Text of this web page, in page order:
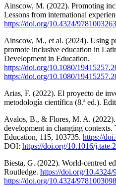
Ainscow, M. (2022). Promoting
Lessons from international
https://doi.org/10.4324/
Ainscow, M., et al. (2024). Using
promote inclusive education in
Development in Education.
https://doi.org/10.1080/
https://doi.org/10.1080/
Arias, F. (2022). El proyecto de
metodología científica (8.ª ed.).
Avalos, B., & Flores, M. A. (2022).
development in changing contexts.
Education, 115, 103735. https://
DOI: https://doi.org/10.1016/
Biesta, G. (2022). World-centred
Routledge. https://doi.org/10.4324/
https://doi.org/10.4324/